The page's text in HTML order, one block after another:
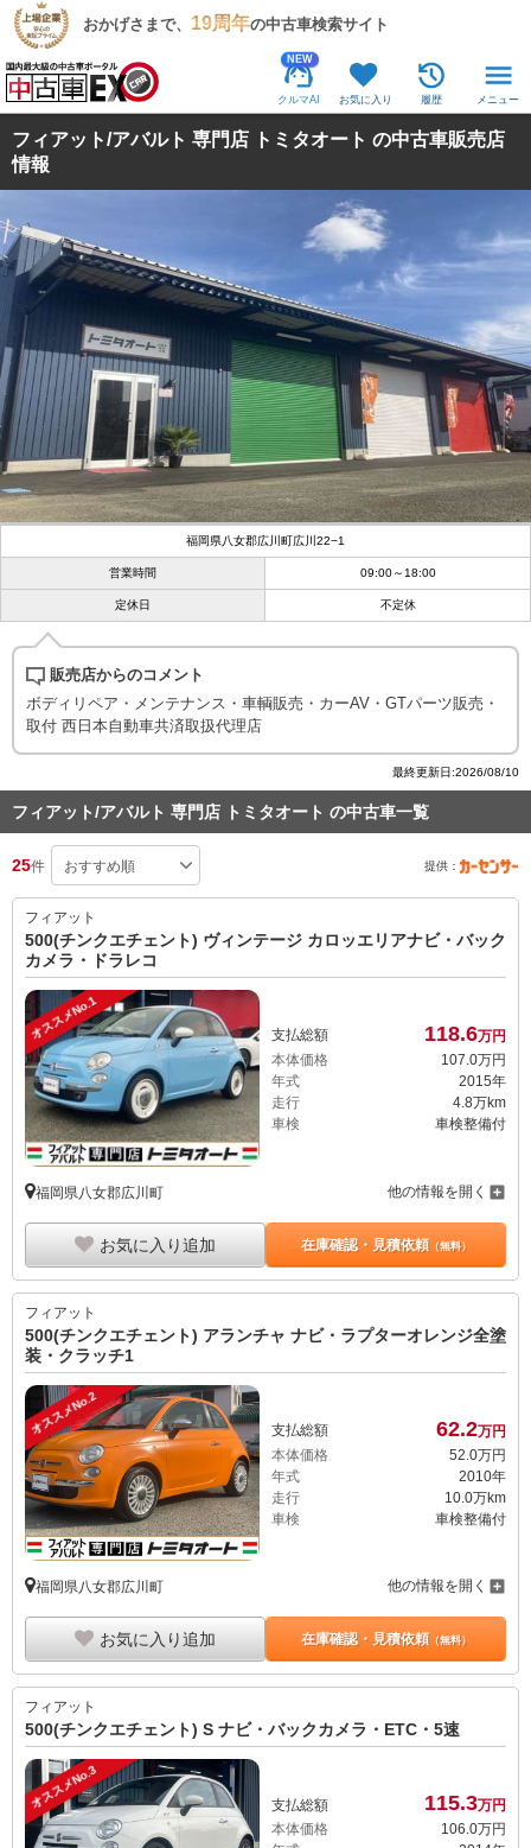
おかげさまで、 19周年の中古車検索サイト
NEW
クルマAI お気に入り 履歴 メニュー
フィアット/アバルト 専門店 トミタオート の中古車販売店
情報
福岡県八女郡広川町広川22−1
営業時間 09:00～18:00
定休日 不定休
販売店からのコメント
ボディリペア・メンテナンス・車輌販売・カーAV・GTパーツ販売・
取付 西日本自動車共済取扱代理店
最終更新日:2026/08/10
フィアット/アバルト 専門店 トミタオート の中古車一覧
25件 提供：
フィアット
500(チンクエチェント) ヴィンテージ カロッエリアナビ・バック
カメラ・ドラレコ
オススメNo.1 支払総額 118.6万円
本体価格
107.0万円
年式
2015年
走行
4.8万km
車検
車検整備付
福岡県八女郡広川町 他の情報を開く
お気に入り追加 在庫確認・見積依頼（無料）
フィアット
500(チンクエチェント) アランチャ ナビ・ラプターオレンジ全塗
装・クラッチ1
オススメNo.2 支払総額 62.2万円
本体価格
52. 0万円
年式
2010年
走行
10.0万km
車検
車検整備付
福岡県八女郡広川町 他の情報を開く
お気に入り追加 在庫確認・見積依頼（無料）
フィアット
500(チンクエチェント) S ナビ・バックカメラ・ETC・5速
オススメNo.3 支払総額 115.3万円
本体価格
106.0万円